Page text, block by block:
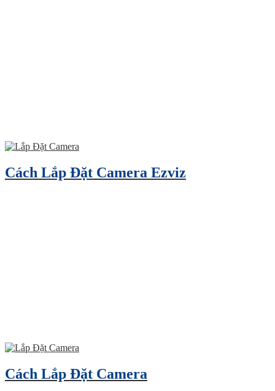
Cách Lắp Đặt Camera Ezviz
Cách Lắp Đặt Camera